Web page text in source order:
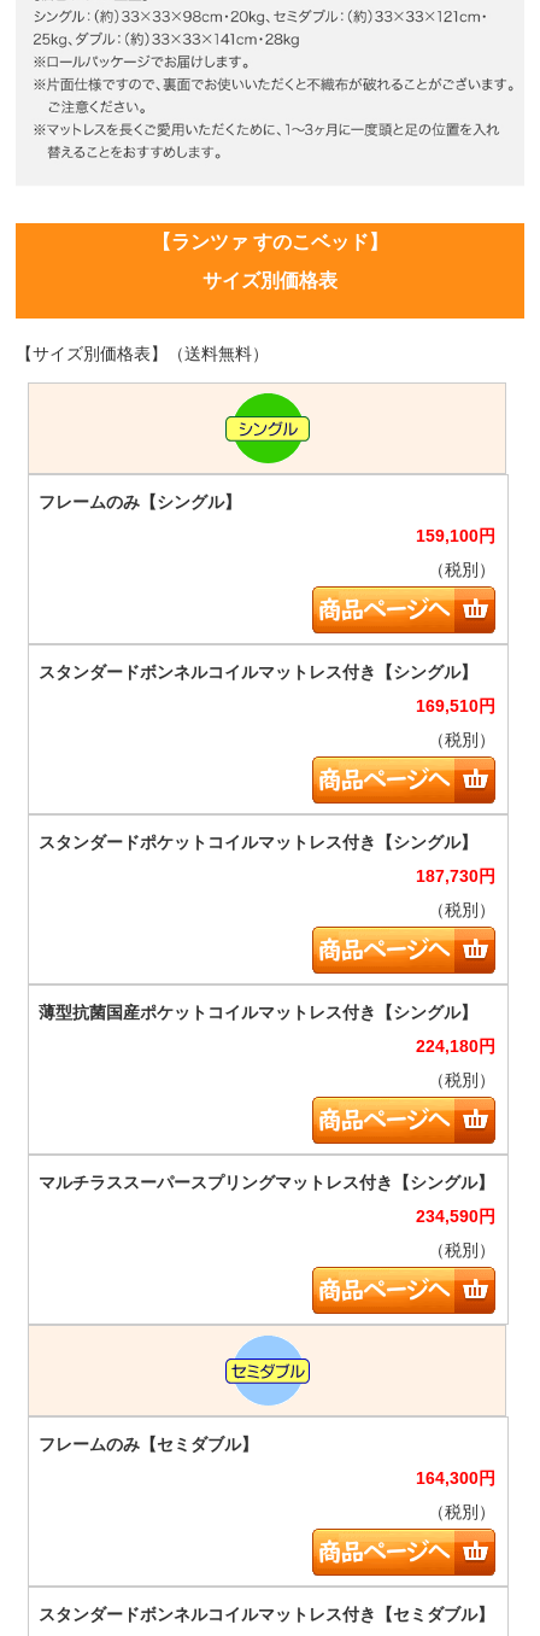
【ランツァ すのこベッド】
サイズ別価格表
【サイズ別価格表】（送料無料）
159,100円
（税別）
169,510円
（税別）
187,730円
（税別）
224,180円
（税別）
234,590円
（税別）
164,300円
（税別）